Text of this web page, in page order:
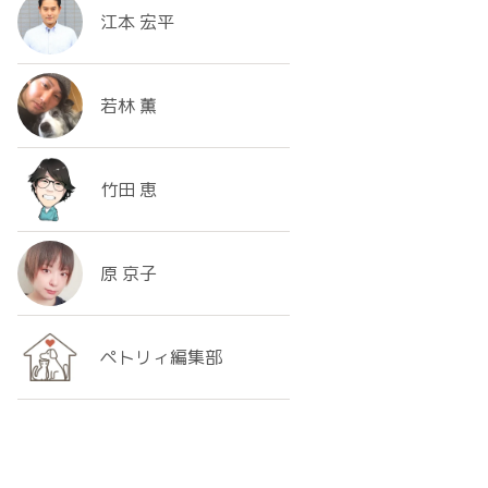
江本 宏平
若林 薫
竹田 恵
原 京子
ペトリィ編集部